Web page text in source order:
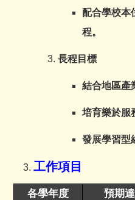
配合學校本
程。
長程目標
結合地區產
培育樂於服
發展學習型
工作項目
各學年度 預期